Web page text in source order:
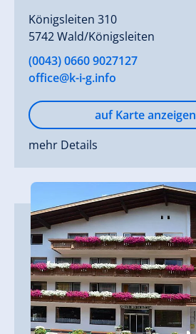
Königsleiten 310
5742 Wald/Königsleiten
(0043) 0660 9027127
office@k-i-g.info
auf Karte anzeigen
mehr Details